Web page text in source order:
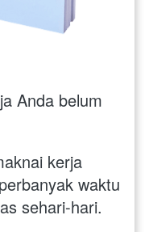
Anda belum
kerja
waktu
sehari-hari.